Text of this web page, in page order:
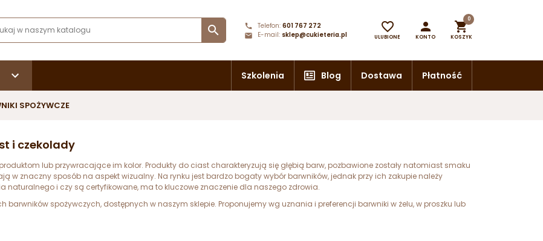
 Telefon: 601 767 272
E-mail: sklep@cukieteria.pl

ULUBIONE

KONTO

0
KOSZYK
Szkolenia Blog Dostawa Płatność
SPOŻYWCZE
i czekolady
lub przywracające im kolor. Produkty do ciast charakteryzują się głębią barw, pozbawione zostały natomiast smaku
w znaczny sposób na aspekt wizualny. Na rynku jest bardzo bogaty wybór barwników, jednak przy ich zakupie należy
i czy są certyfikowane, ma to kluczowe znaczenie dla naszego zdrowia.
spożywczych, dostępnych w naszym sklepie. Proponujemy wg uznania i preferencji barwniki w żelu, w proszku lub